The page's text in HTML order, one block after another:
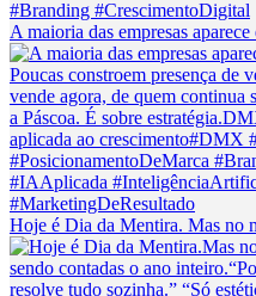
A maioria das empresas
Hoje é Dia da Mentira. Mas no